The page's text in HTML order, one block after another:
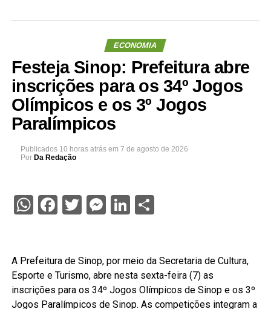
ECONOMIA
Festeja Sinop: Prefeitura abre
inscrições para os 34º Jogos
Olímpicos e os 3º Jogos
Paralímpicos
Publicados 10 horas atrás em 7 de agosto de 2026
Por Da Redação
WhatsApp
Facebook
Twitter
Messenger
LinkedIn
Share
A Prefeitura de Sinop, por meio da Secretaria de Cultura,
Esporte e Turismo, abre nesta sexta-feira (7) as
inscrições para os 34º Jogos Olímpicos de Sinop e os 3º
Jogos Paralímpicos de Sinop. As competições integram a